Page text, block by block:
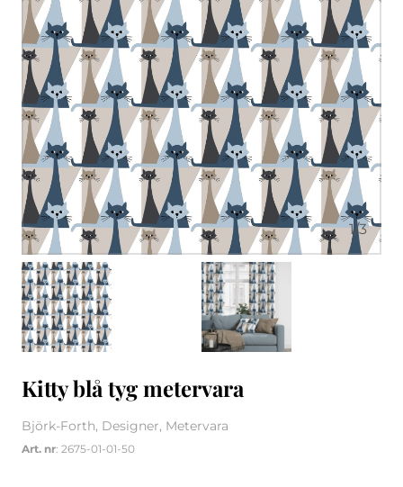
1/3
Kitty blå tyg metervara
Björk-Forth, Designer, Metervara
Art. nr: 2675-01-01-50